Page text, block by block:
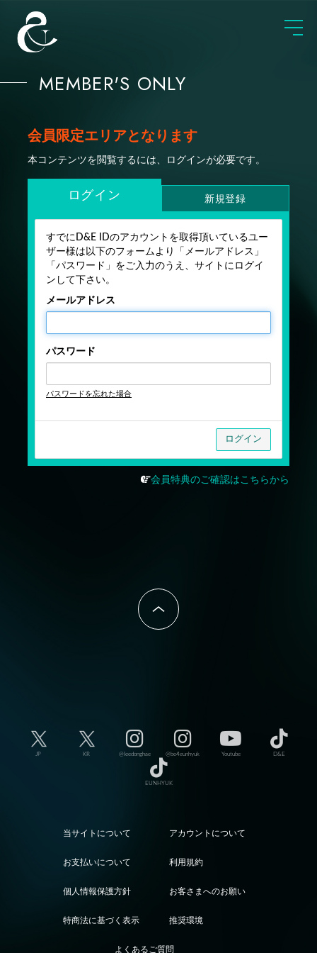
MEMBER'S ONLY
会員限定エリアとなります
本コンテンツを閲覧するには、ログインが必要です。
ログイン 新規登録
すでにD&E IDのアカウントを取得頂いているユー
ザー様は以下のフォームより「メールアドレス」
「パスワード」をご入力のうえ、サイトにログイ
ンして下さい。
メールアドレス
パスワード
パスワードを忘れた場合
会員特典のご確認はこちらから
JP KR @leedonghae @be4eunhyuk Youtube D&E
EUNHYUK
当サイトについて アカウントについて
お支払いについて 利用規約
個人情報保護方針 お客さまへのお願い
特商法に基づく表示 推奨環境
よくあるご質問